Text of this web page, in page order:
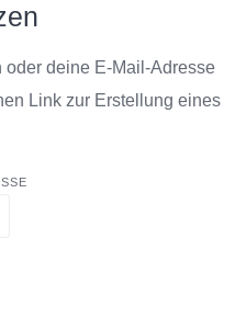
oder deine E-Mail-Adresse
Link zur Erstellung eines